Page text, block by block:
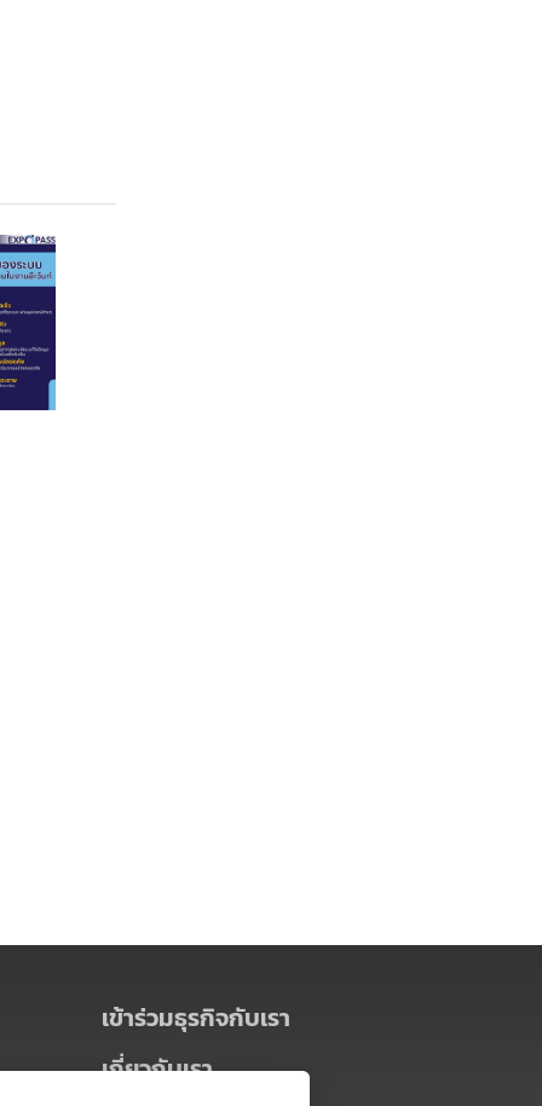
เข้าร่วมธุรกิจกับเรา
เกี่ยวกับเรา